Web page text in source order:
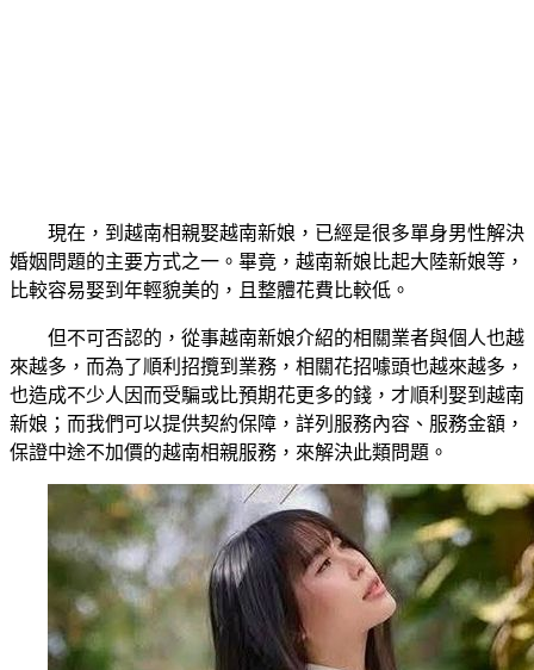
現在，到越南相親娶越南新娘，已經是很多單身男性解決
婚姻問題的主要方式之一。畢竟，越南新娘比起大陸新娘等，
比較容易娶到年輕貌美的，且整體花費比較低。
但不可否認的，從事越南新娘介紹的相關業者與個人也越
來越多，而為了順利招攬到業務，相關花招噱頭也越來越多，
也造成不少人因而受騙或比預期花更多的錢，才順利娶到越南
新娘；而我們可以提供契約保障，詳列服務內容、服務金額，
保證中途不加價的越南相親服務，來解決此類問題。